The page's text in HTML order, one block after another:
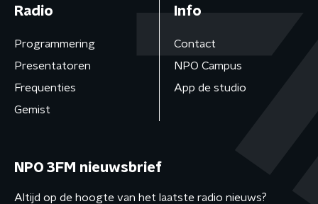
Radio
Programmering
Presentatoren
Frequenties
Gemist
Info
Contact
NPO Campus
App de studio
NPO 3FM nieuwsbrief
Altijd op de hoogte van het laatste radio nieuws?